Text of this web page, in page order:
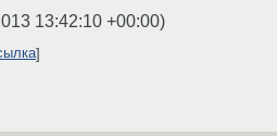
13:42:10 +00:00)